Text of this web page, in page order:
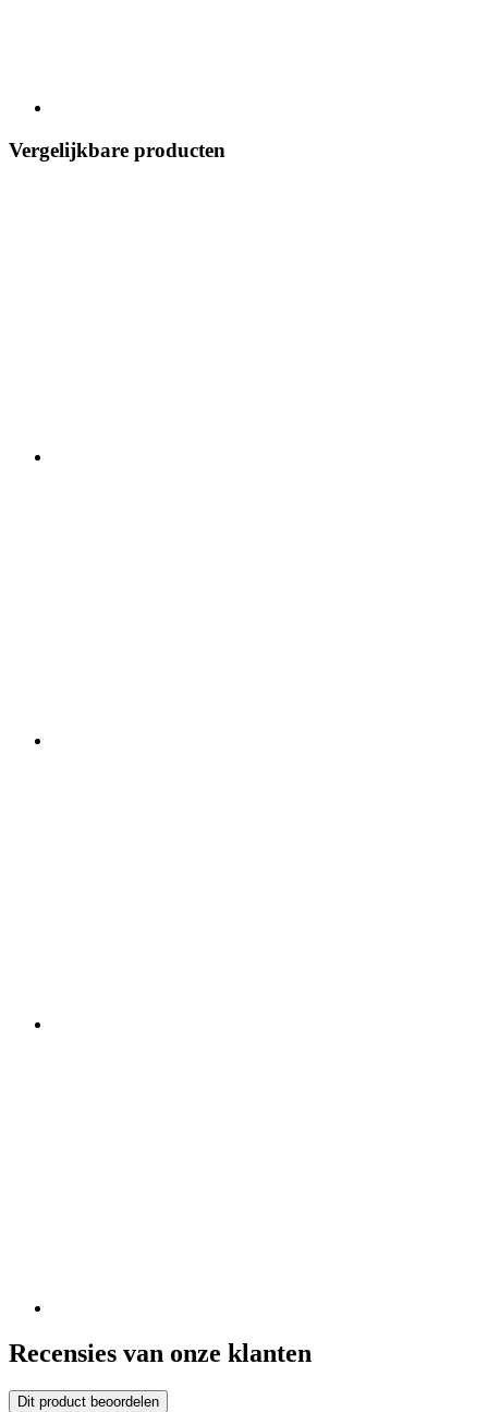
Vergelijkbare producten
Recensies van onze klanten
Dit product beoordelen